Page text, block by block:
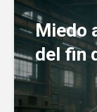
Miedo
del fin